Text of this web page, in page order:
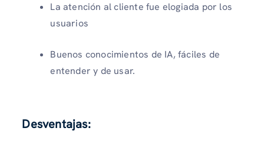
La atención al cliente fue elogiada por los
usuarios
Buenos conocimientos de IA, fáciles de
entender y de usar.
Desventajas: